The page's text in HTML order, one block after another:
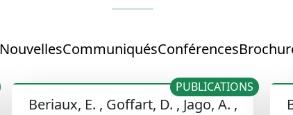
NouvellesCommuniquésConférences
Beriaux, E. , Goffart, D. , Jago, A. ,
PUBLICATIONS